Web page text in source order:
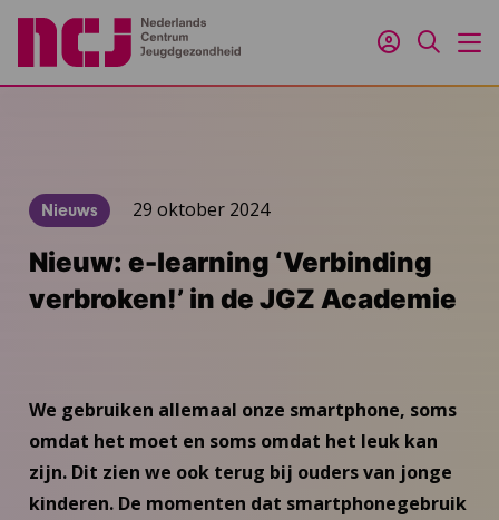
Inloggen
Zoeken
Nieuws 29 oktober 2024
Nieuw: e-learning ‘Verbinding
verbroken!’ in de JGZ Academie
We gebruiken allemaal onze smartphone, soms
omdat het moet en soms omdat het leuk kan
zijn. Dit zien we ook terug bij ouders van jonge
kinderen. De momenten dat smartphonegebruik